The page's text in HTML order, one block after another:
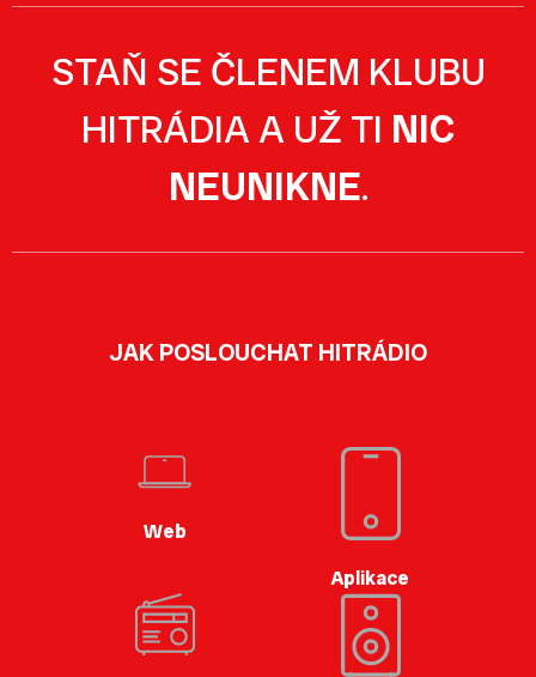
STAŇ SE ČLENEM KLUBU
HITRÁDIA A UŽ TI NIC
NEUNIKNE.
JAK POSLOUCHAT HITRÁDIO
Web
Aplikace